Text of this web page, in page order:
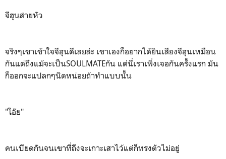
จีฮุนส่ายหัว
จริงๆเขาเข้าใจจีฮุนดีเลยล่ะ เขาเองก็อยากได้ยินเสียงจีฮุนเหมือน
กันแต่ถึงแม้จะเป็นSOULMATEกัน แต่นี่เราเพิ่งเจอกันครั้งแรก มัน
ก็ออกจะแปลกๆนิดหน่อยถ้าทำแบบนั้น
"โอ๊ย"
คนเบียดกันจนเขาที่ถึงจะเกาะเสาไว้แต่ก็ทรงตัวไม่อยู่